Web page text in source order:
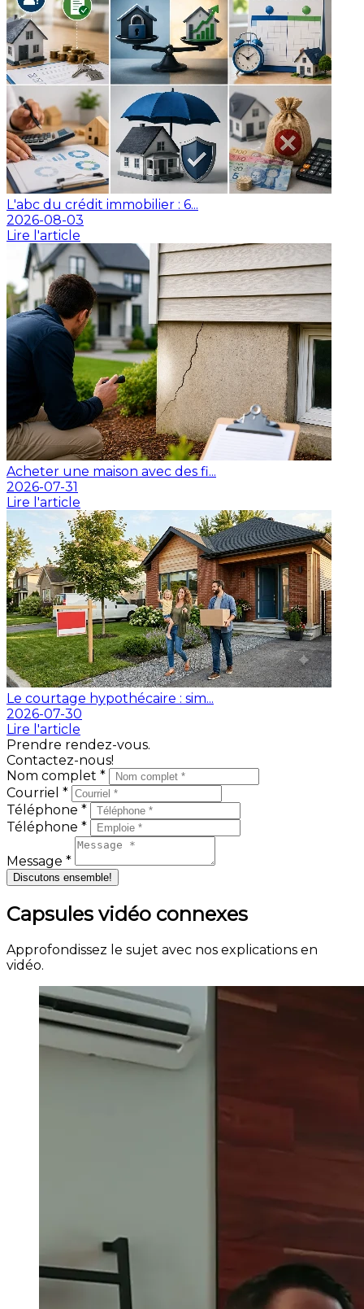
L'abc du crédit immobilier : 6...
2026-08-03
Lire l'article
Acheter une maison avec des fi...
2026-07-31
Lire l'article
Le courtage hypothécaire : sim...
2026-07-30
Lire l'article
Prendre rendez-vous.
Contactez-nous!
Nom complet *
Courriel *
Téléphone *
Téléphone *
Message *
Discutons ensemble!
Capsules vidéo connexes
Approfondissez le sujet avec nos explications en
vidéo.